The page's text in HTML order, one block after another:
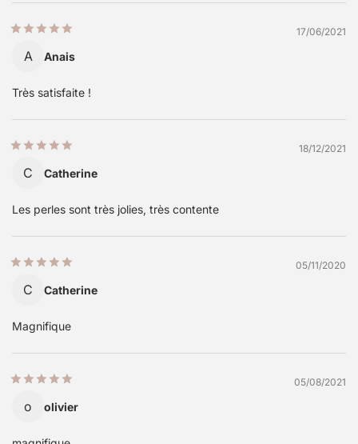
17/06/2021
A Anais
Très satisfaite !
18/12/2021
C Catherine
Les perles sont très jolies, très contente
05/11/2020
C Catherine
Magnifique
05/08/2021
o olivier